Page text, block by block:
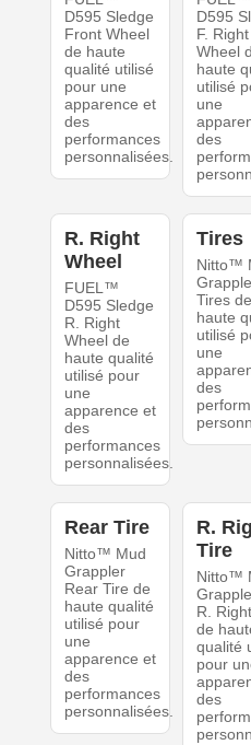
D595 Sledge
Front Wheel
de haute
qualité utilisé
pour une
apparence et
des
performances
personnalisées.
D595
F. Right
Wheel
haute
utilisé
une
des
R. Right
Wheel
FUEL™
D595 Sledge
R. Right
Wheel de
haute qualité
utilisé pour
une
apparence et
des
performances
personnalisées.
Tires
Nitto™
Tires de
haute
utilisé
une
des
Rear Tire
Nitto™ Mud
Grappler
Rear Tire de
haute qualité
utilisé pour
une
apparence et
des
performances
personnalisées.
R.
Tire
Nitto™
R.
de
qualité
pour
des